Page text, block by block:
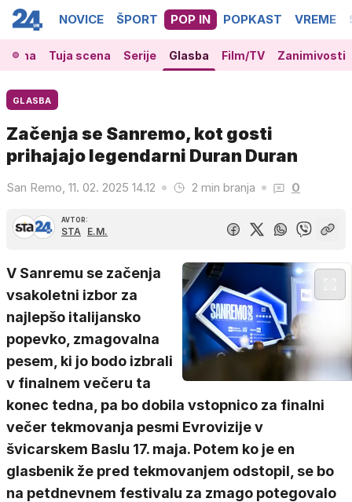
NOVICE ŠPORT POP IN POPKAST VREME
Tuja scena Serije Glasba Film/TV Zanimivosti
GLASBA
Začenja se Sanremo, kot gosti
prihajajo legendarni Duran Duran
San Remo, 11. 02. 2025 14.12 2 min branja 0
AVTOR:
STA E.M.
V Sanremu se začenja
vsakoletni izbor za
najlepšo italijansko
popevko, zmagovalna
pesem, ki jo bodo izbrali
v finalnem večeru ta
konec tedna, pa bo dobila vstopnico za finalni
večer tekmovanja pesmi Evrovizije v
švicarskem Baslu 17. maja. Potem ko je en
glasbenik že pred tekmovanjem odstopil, se bo
na petdnevnem festivalu za zmago potegovalo